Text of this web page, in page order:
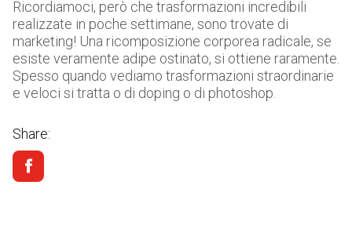
Ricordiamoci, però che trasformazioni incredibili
realizzate in poche settimane, sono trovate di
marketing! Una ricomposizione corporea radicale, se
esiste veramente adipe ostinato, si ottiene raramente.
Spesso quando vediamo trasformazioni straordinarie
e veloci si tratta o di doping o di photoshop.
Share: